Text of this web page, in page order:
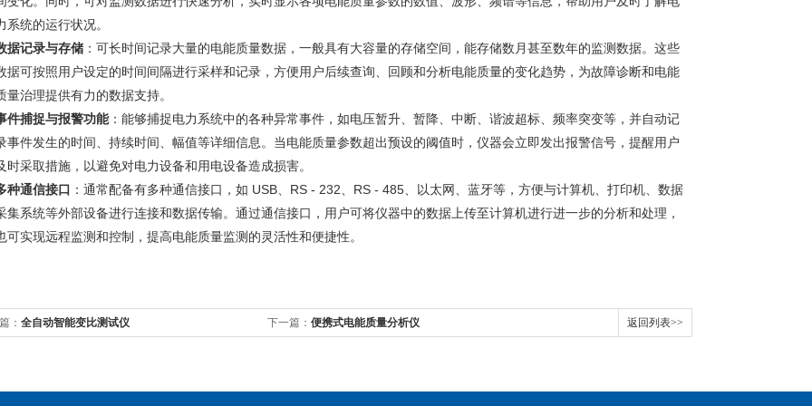
系统的运行状况。
据记录与存储 ：可长时间记录大量的电能质量数据，一般具有大容量的存储空间，能存储数月甚至数年的监测数据。这些
据可按照用户设定的时间间隔进行采样和记录，方便用户后续查询、回顾和分析电能质量的变化趋势，为故障诊断和电能
量治理提供有力的数据支持。
件捕捉与报警功能：能够捕捉电力系统中的各种异常事件，如电压暂升、暂降、中断、谐波超标、频率突变等，并自动记
事件发生的时间、持续时间、幅值等详细信息。当电能质量参数超出预设的阈值时，仪器会立即发出报警信号，提醒用户
时采取措施，以避免对电力设备和用电设备造成损害。
种通信接口 ：通常配备有多种通信接口，如 USB、RS - 232、RS - 485、以太网、蓝牙等，方便与计算机、打印机、数据
集系统等外部设备进行连接和数据传输。通过通信接口，用户可将仪器中的数据上传至计算机进行进一步的分析和处理，
可实现远程监测和控制，提高电能质量监测的灵活性和便捷性。
： 全自动智能变比测试仪 下一篇： 便携式电能质量分析仪 返回列表>>